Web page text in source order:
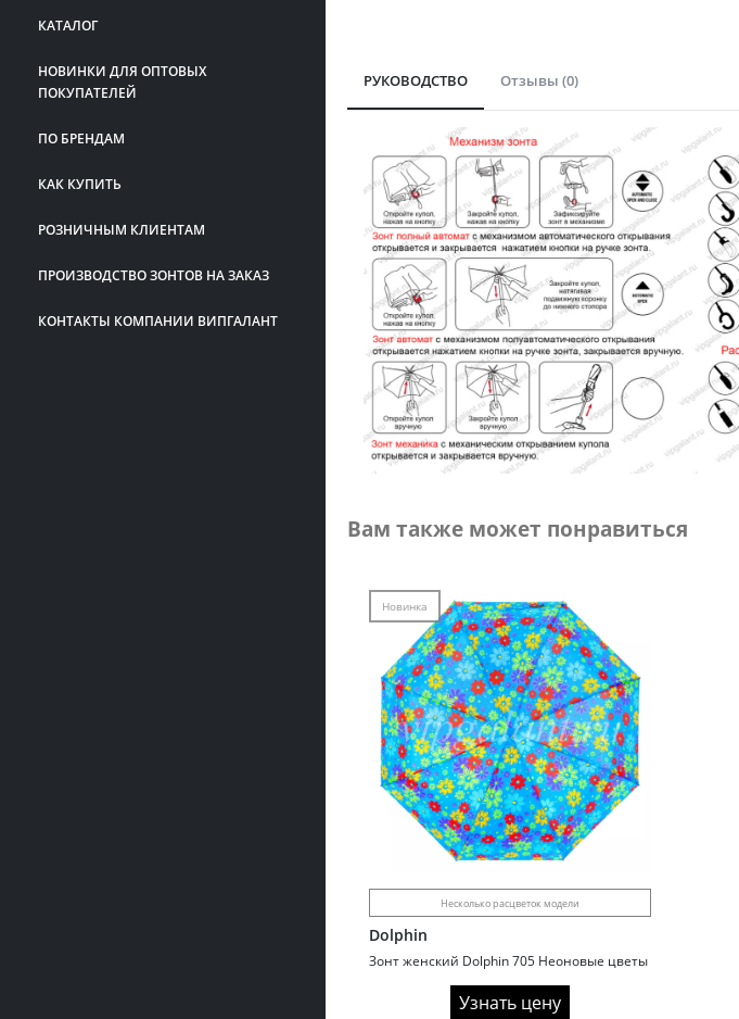
КАТАЛОГ
НОВИНКИ ДЛЯ ОПТОВЫХ
ПОКУПАТЕЛЕЙ
ПО БРЕНДАМ
КАК КУПИТЬ
РОЗНИЧНЫМ КЛИЕНТАМ
ПРОИЗВОДСТВО ЗОНТОВ НА ЗАКАЗ
КОНТАКТЫ КОМПАНИИ ВИПГАЛАНТ
РУКОВОДСТВО Отзывы (0)
Вам также может понравиться
Новинка
Несколько расцветок модели
Dolphin
Зонт женский Dolphin 705 Неоновые цветы
Узнать цену